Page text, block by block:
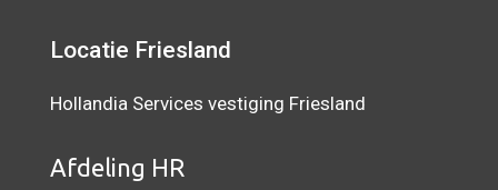
Locatie Friesland
Hollandia Services vestiging Friesland
Afdeling HR